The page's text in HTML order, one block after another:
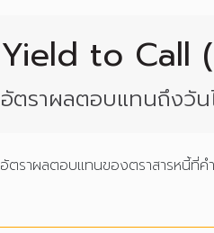
Yield to Call
อัตราผลตอบแทนถึงวั
อัตราผลตอบแทนของตราสารหนี้ที่